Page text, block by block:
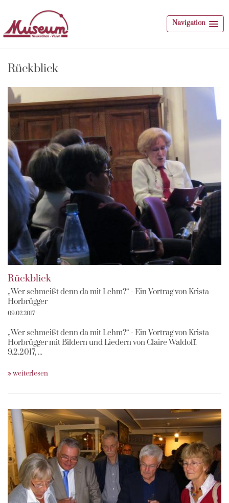
Navigation
Rückblick
Rückblick
„Wer schmeißt denn da mit Lehm?“ - Ein Vortrag von Krista
Horbrügger
09.02.2017
„Wer schmeißt denn da mit Lehm?“ - Ein Vortrag von Krista
Horbrügger mit Bildern und Liedern von Claire Waldoff.
9.2.2017, ...
weiterlesen